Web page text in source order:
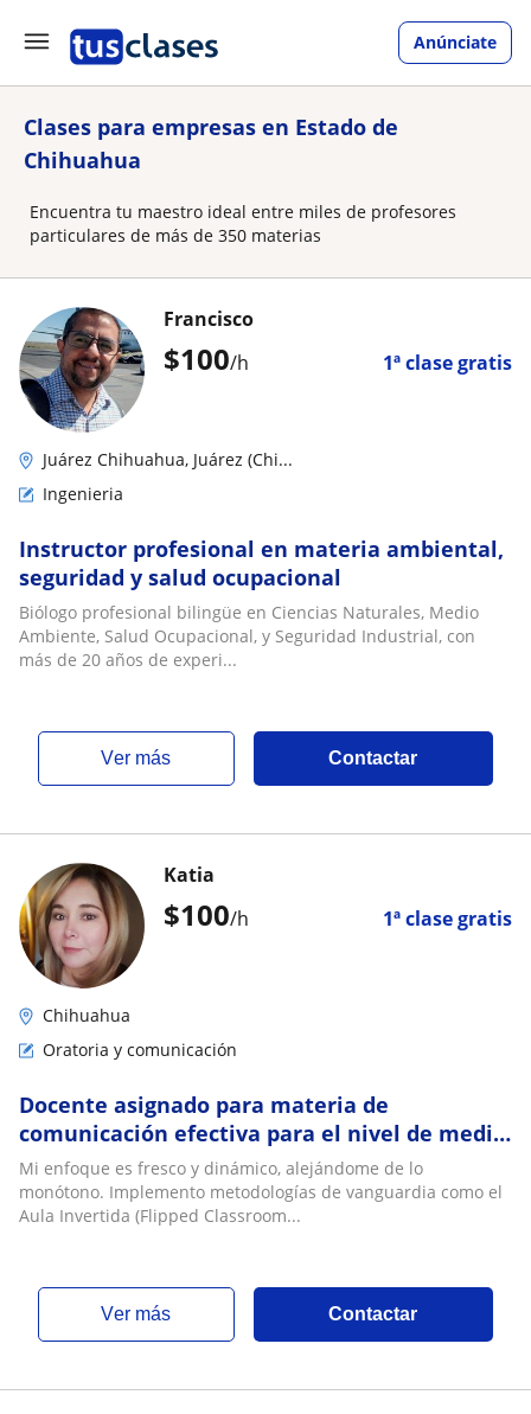
Anúnciate
Clases para empresas en Estado de
Chihuahua
Encuentra tu maestro ideal entre miles de profesores
particulares de más de 350 materias
$100/h 1ª clase gratis
Francisco
Juárez Chihuahua, Juárez (Chi...
Ingenieria
Instructor profesional en materia ambiental,
seguridad y salud ocupacional
Biólogo profesional bilingüe en Ciencias Naturales, Medio
Ambiente, Salud Ocupacional, y Seguridad Industrial, con
más de 20 años de experi...
ver más Contactar
$100/h 1ª clase gratis
Katia
Chihuahua
Oratoria y comunicación
Docente asignado para materia de
comunicación efectiva para el nivel de media
superior
Mi enfoque es fresco y dinámico, alejándome de lo
monótono. Implemento metodologías de vanguardia como el
Aula Invertida (Flipped Classroom...
ver más Contactar